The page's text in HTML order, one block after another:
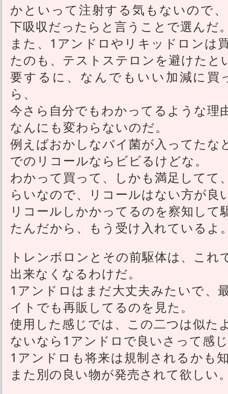
かといって注射する気もないので
下吸収だったらと言うことで選んだ
また、1アンドロやリキッドロンは
たのも、テストステロンを避けたと
要するに、なんでもいい加減に
ら、
今さら自分でもわかってるような理
なんにも変わらないのだ。
例えばおかしなバイ菌が入ってたな
でのリコールならビビるけどな。
わかって買って、しかも満足してて
らいなので、リコールはない方が良
リコールしかかってるのを察知して
たんだから、もう受け入れているよ
トレンボロンとその前駆体は、こ
出来なくなるわけだ。
1アンドロはまだ大丈夫みたいで、
イトでも再販してるのを見た。
使用した感じでは、この二つは似た
ないなら1アンドロで良いさって感
1アンドロも将来は規制されるかも
また別の良い物が発売されて欲しい